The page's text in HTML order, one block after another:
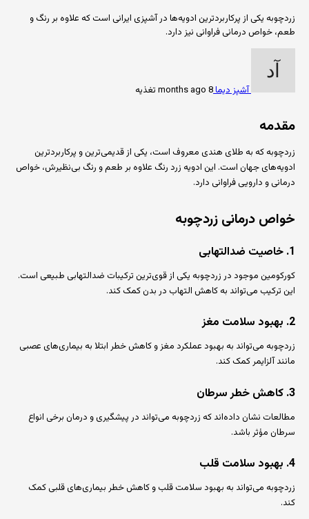
زردچوبه یکی از پرکاربردترین ادویه‌ها در آشپزی ایرانی است که علاوه بر رنگ و
طعم، خواص درمانی فراوانی نیز دارد.
آشپز دیما8 months ago تغذیه
مقدمه
زردچوبه که به طلای هندی معروف است، یکی از قدیمی‌ترین و پرکاربردترین
ادویه‌های جهان است. این ادویه زرد رنگ علاوه بر طعم و رنگ بی‌نظیرش، خواص
درمانی و دارویی فراوانی دارد.
خواص درمانی زردچوبه
1. خاصیت ضدالتهابی
کورکومین موجود در زردچوبه یکی از قوی‌ترین ترکیبات ضدالتهابی طبیعی است.
این ترکیب می‌تواند به کاهش التهاب در بدن کمک کند.
2. بهبود سلامت مغز
زردچوبه می‌تواند به بهبود عملکرد مغز و کاهش خطر ابتلا به بیماری‌های عصبی
مانند آلزایمر کمک کند.
3. کاهش خطر سرطان
مطالعات نشان داده‌اند که زردچوبه می‌تواند در پیشگیری و درمان برخی انواع
سرطان مؤثر باشد.
4. بهبود سلامت قلب
زردچوبه می‌تواند به بهبود سلامت قلب و کاهش خطر بیماری‌های قلبی کمک
کند.